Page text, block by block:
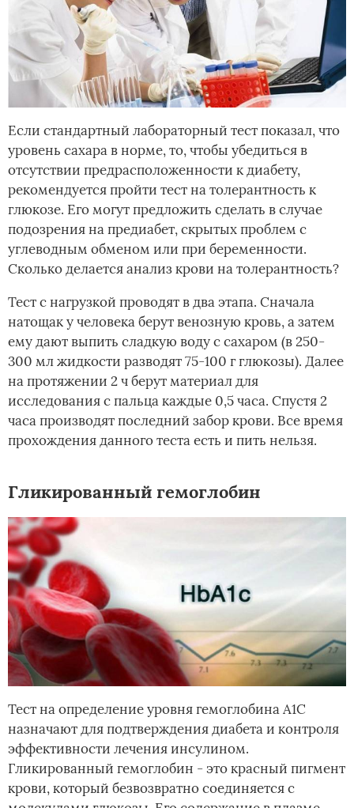
Если стандартный лабораторный тест показал, что
уровень сахара в норме, то, чтобы убедиться в
отсутствии предрасположенности к диабету,
рекомендуется пройти тест на толерантность к
глюкозе. Его могут предложить сделать в случае
подозрения на предиабет, скрытых проблем с
углеводным обменом или при беременности.
Сколько делается анализ крови на толерантность?
Тест с нагрузкой проводят в два этапа. Сначала
натощак у человека берут венозную кровь, а затем
ему дают выпить сладкую воду с сахаром (в 250-
300 мл жидкости разводят 75-100 г глюкозы). Далее
на протяжении 2 ч берут материал для
исследования с пальца каждые 0,5 часа. Спустя 2
часа производят последний забор крови. Все время
прохождения данного теста есть и пить нельзя.
Гликированный гемоглобин
Тест на определение уровня гемоглобина А1С
назначают для подтверждения диабета и контроля
эффективности лечения инсулином.
Гликированный гемоглобин - это красный пигмент
крови, который безвозвратно соединяется с